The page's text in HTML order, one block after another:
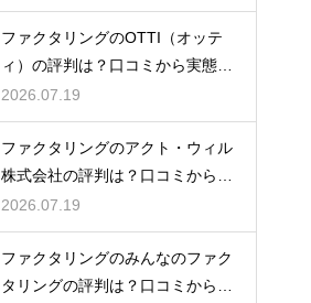
ファクタリングのOTTI（オッテ
ィ）の評判は？口コミから実態を
徹底解説
2026.07.19
ファクタリングのアクト・ウィル
株式会社の評判は？口コミから実
態を徹底解説
2026.07.19
ファクタリングのみんなのファク
タリングの評判は？口コミから実